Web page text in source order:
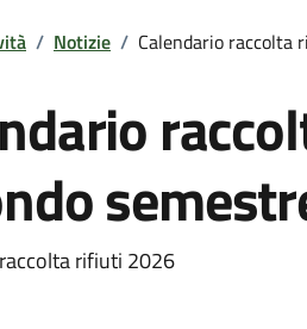
/ Notizie / Calendario raccolta
rifiuti 2026